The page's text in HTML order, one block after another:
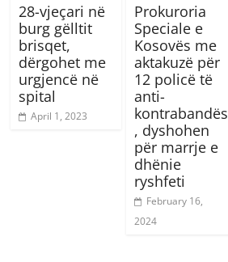
28-vjeçari në
burg gëlltit
brisqet,
dërgohet me
urgjencë në
spital
April 1, 2023
Prokuroria
Speciale e
Kosovës me
aktakuzë për
12 policë të
anti-
kontrabandës
, dyshohen
për marrje e
dhënie
ryshfeti
February 16,
2024